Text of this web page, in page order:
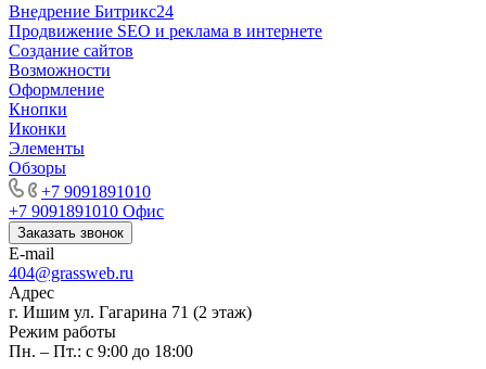
Внедрение Битрикс24
Продвижение SEO и реклама в интернете
Создание сайтов
Возможности
Оформление
Кнопки
Иконки
Элементы
Обзоры
+7 9091891010
+7 9091891010 Офис
Заказать звонок
E-mail
404@grassweb.ru
Адрес
г. Ишим ул. Гагарина 71 (2 этаж)
Режим работы
Пн. – Пт.: с 9:00 до 18:00